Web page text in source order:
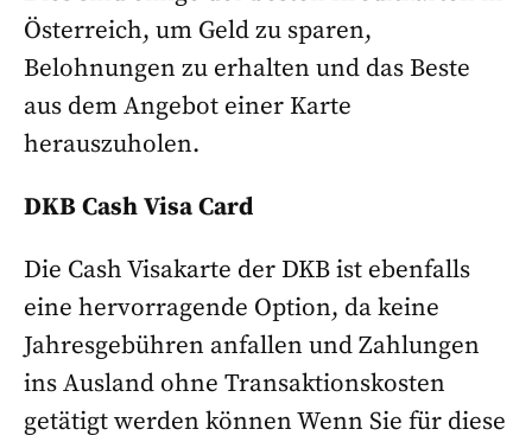
Österreich, um Geld zu sparen,
Belohnungen zu erhalten und das Beste
aus dem Angebot einer Karte
herauszuholen.
DKB Cash Visa Card
Die Cash Visakarte der DKB ist ebenfalls
eine hervorragende Option, da keine
Jahresgebühren anfallen und Zahlungen
ins Ausland ohne Transaktionskosten
getätigt werden können Wenn Sie für diese